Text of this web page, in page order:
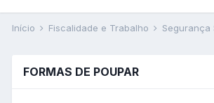
Início Fiscalidade e Trabalho Segurança
FORMAS DE POUPAR